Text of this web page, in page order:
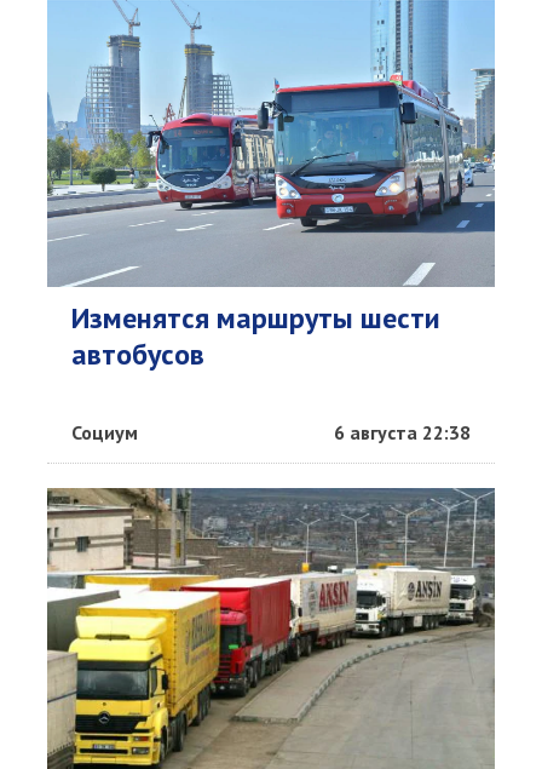
Изменятся маршруты шести
автобусов
Социум 6 августа 22:38